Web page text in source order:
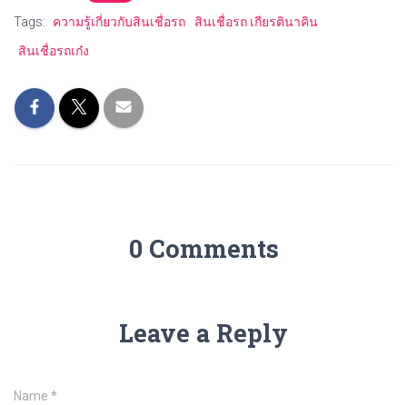
Tags: ความรู้เกี่ยวกับสินเชื่อรถ
สินเชื่อรถ เกียรตินาคิน
สินเชื่อรถเก๋ง
0 Comments
Leave a Reply
Name *